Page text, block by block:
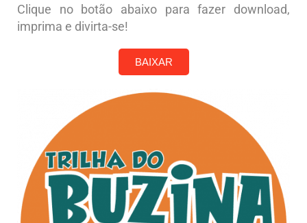
Clique no botão abaixo para fazer download,
imprima e divirta-se!
BAIXAR